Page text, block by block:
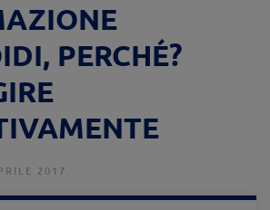
PERCHÉ?
2017.